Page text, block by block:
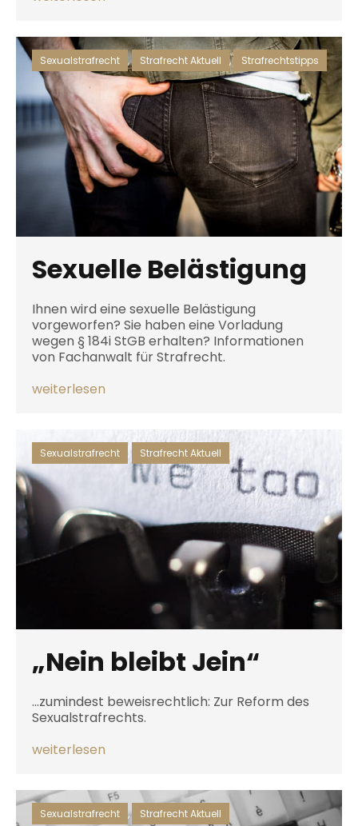
Sexuelle Belästigung
Ihnen wird eine sexuelle Belästigung
vorgeworfen? Sie haben eine Vorladung
wegen § 184i StGB erhalten? Informationen
von Fachanwalt für Strafrecht.
weiterlesen
Sexualstrafrecht , Strafrecht Aktuell , Strafrechtstipps
„Nein bleibt Jein“
...zumindest beweisrechtlich: Zur Reform des
Sexualstrafrechts.
weiterlesen
Sexualstrafrecht , Strafrecht Aktuell
Sexualstrafrecht , Strafrecht Aktuell